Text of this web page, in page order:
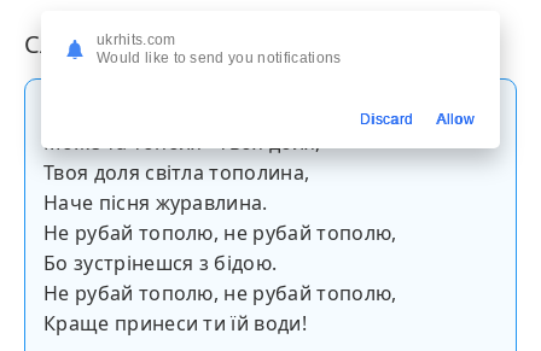
Слова пісні
Може та тополя - твоя доля,
Твоя доля свiтла тополина,
Наче пiсня журавлина.
Не рубай тополю, не рубай тополю,
Бо зустрiнешся з бiдою.
Не рубай тополю, не рубай тополю,
Краще принеси ти їй води!
ukrhits.com
Would like to send you notifications
Discard Allow